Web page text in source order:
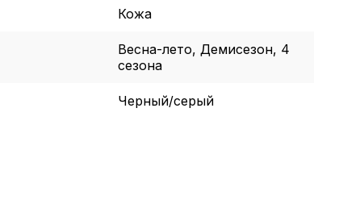
Кожа
Весна-лето, Демисезон, 4
сезона
Черный/серый